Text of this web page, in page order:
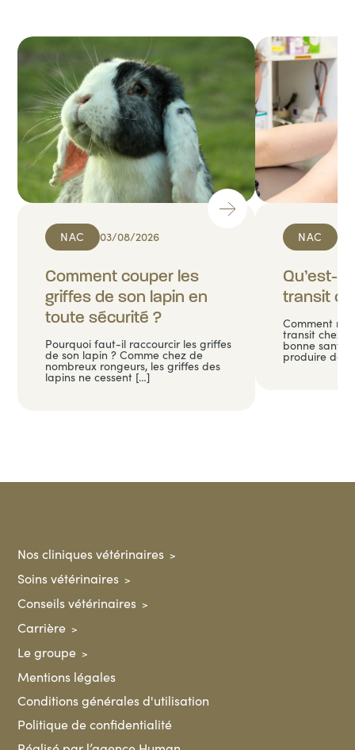
NAC 03/08/2026
Comment couper les
griffes de son lapin en
toute sécurité ?
Pourquoi faut-il raccourcir les griffes
de son lapin ? Comme chez de
nombreux rongeurs, les griffes des
lapins ne cessent […]
NAC
Qu’est-
transit
Comment
transit chez
bonne santé
produire des
Nos cliniques vétérinaires
Soins vétérinaires
Conseils vétérinaires
Carrière
Le groupe
Mentions légales
Conditions générales d'utilisation
Politique de confidentialité